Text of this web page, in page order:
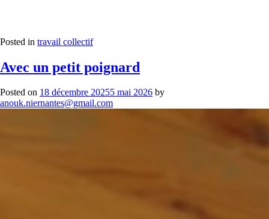
Posted in travail collectif
Avec un petit poignard
Posted on 18 décembre 20255 mai 2026 by
anouk.niernantes@gmail.com